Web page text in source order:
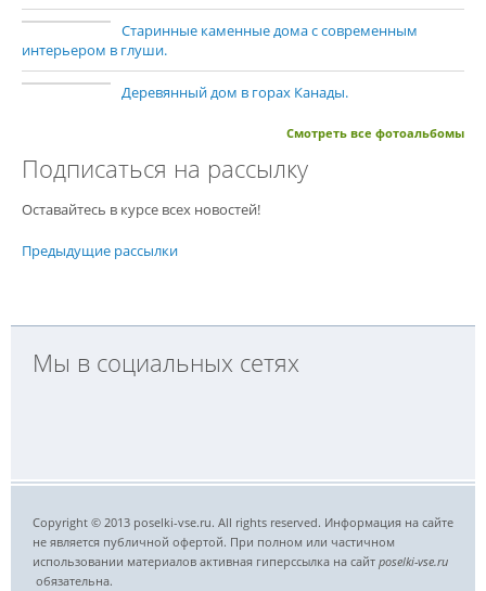
Старинные каменные дома с современным
интерьером в глуши.
Деревянный дом в горах Канады.
Смотреть все фотоальбомы
Подписаться на рассылку
Оставайтесь в курсе всех новостей!
Предыдущие рассылки
Мы в социальных сетях
Copyright © 2013 poselki-vse.ru. All rights reserved. Информация на сайте
не является публичной офертой. При полном или частичном
использовании материалов активная гиперссылка на сайт poselki-vse.ru​
обязательна.